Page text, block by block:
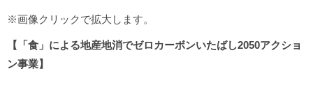
※画像クリックで拡大します。
【「食」による地産地消でゼロカーボンいたばし2050アクショ
ン事業】